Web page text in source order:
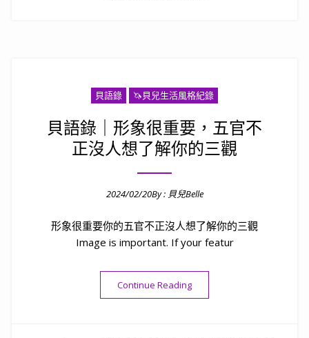
貝語錄 🦄️貝兒生活風格紀錄
貝語錄｜形象很重要，五官不
正沒人想了解你的三觀
2024/02/20By : 貝兒Belle
形象很重要你的五官不正沒人想了解你的三觀
Image is important. If your featur
Continue Reading“貝語錄｜形象很重要，五官